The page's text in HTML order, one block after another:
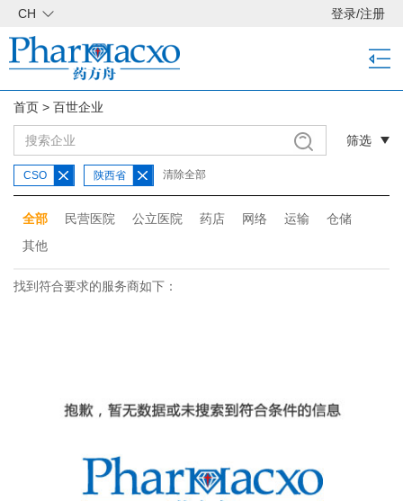
CH 登录/注册
首页 > 百世企业
筛选
CSO 陕西省 清除全部
全部 民营医院 公立医院 药店 网络 运输
仓储
其他
找到符合要求的服务商如下：